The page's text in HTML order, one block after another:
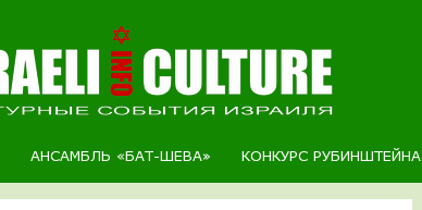
АНСАМБЛЬ «БАТ-ШЕВА» КОНКУРС РУБИНШТЕЙНА